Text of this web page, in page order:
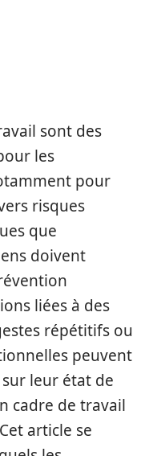
sont des
les
pour
risques
que
doivent
liées à des
répétitifs ou
peuvent
leur état de
cadre de travail
article se